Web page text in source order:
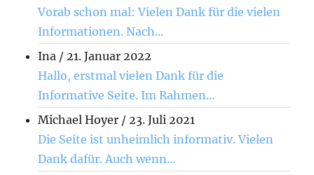
Vorab schon mal: Vielen Dank für die vielen
Informationen. Nach...
Ina / 21. Januar 2022
Hallo, erstmal vielen Dank für die
Informative Seite. Im Rahmen...
Michael Hoyer / 23. Juli 2021
Die Seite ist unheimlich informativ. Vielen
Dank dafür. Auch wenn...